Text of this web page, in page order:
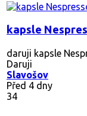
kapsle
daruji kapsle
Daruji
Slavošov
Před 4 dny
34